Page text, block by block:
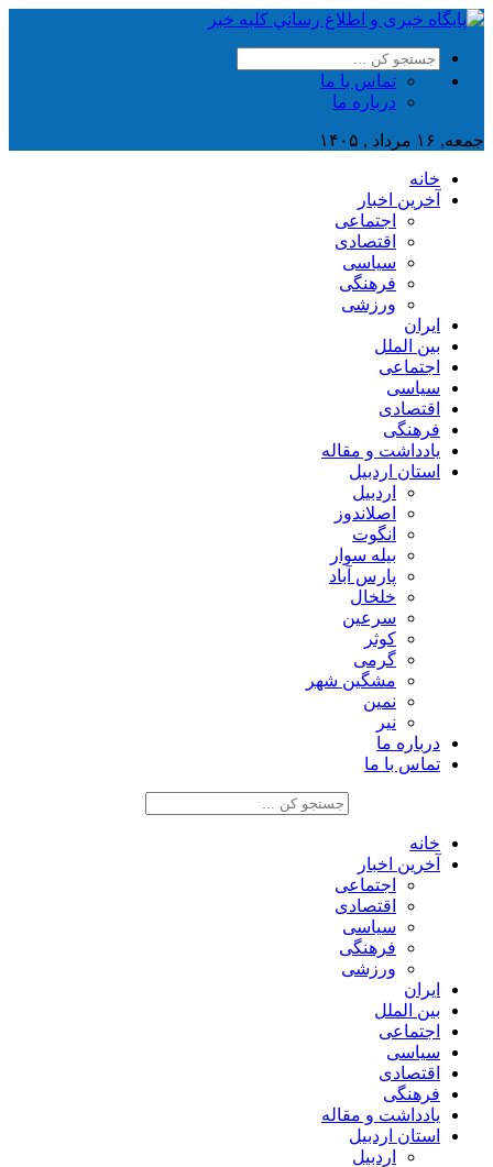
تماس با ما
درباره ما
جمعه, ۱۶ مرداد , ۱۴۰۵
خانه
آخرین اخبار
اجتماعی
اقتصادی
سیاسی
فرهنگی
ورزشی
ایران
بین الملل
اجتماعی
سیاسی
اقتصادی
فرهنگی
یادداشت و مقاله
استان اردبیل
اردبیل
اصلاندوز
انگوت
بیله سوار
پارس آباد
خلخال
سرعین
کوثر
گرمی
مشگین شهر
نمین
نیر
درباره ما
تماس با ما
خانه
آخرین اخبار
اجتماعی
اقتصادی
سیاسی
فرهنگی
ورزشی
ایران
بین الملل
اجتماعی
سیاسی
اقتصادی
فرهنگی
یادداشت و مقاله
استان اردبیل
اردبیل